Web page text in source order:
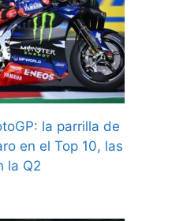
la parrilla de
en el Top 10, las
la Q2